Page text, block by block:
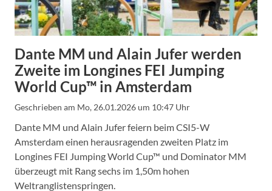
Dante MM und Alain Jufer werden
Zweite im Longines FEI Jumping
World Cup™ in Amsterdam
Geschrieben am Mo, 26.01.2026 um 10:47 Uhr
Dante MM und Alain Jufer feiern beim CSI5-W
Amsterdam einen herausragenden zweiten Platz im
Longines FEI Jumping World Cup™ und Dominator MM
überzeugt mit Rang sechs im 1,50m hohen
Weltranglistenspringen.